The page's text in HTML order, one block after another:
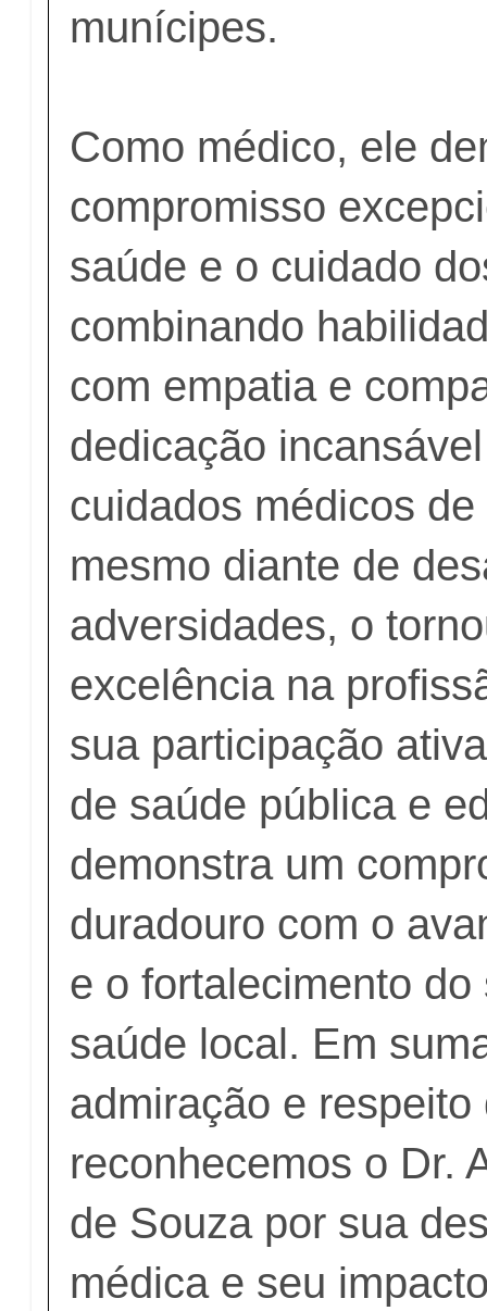
munícipes.
Como médico, ele
compromisso
saúde e o cuidado
combinando
com empatia e
dedicação
cuidados médicos
mesmo diante de
adversidades, o
excelência na
sua participação
de saúde pública e
demonstra um
duradouro com o
e o fortalecimento do
saúde local. Em
admiração e respeito
reconhecemos o Dr.
de Souza por sua
médica e seu